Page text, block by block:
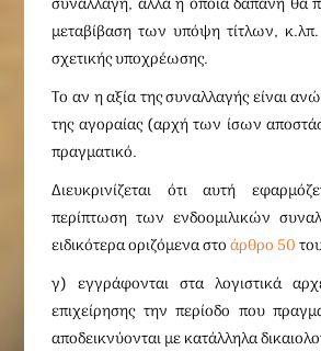
μεταβίβαση των υπόψη τίτλων,
σχετικής υποχρέωσης.
Το αν η αξία της συναλλαγής είναι
της αγοραίας (αρχή των ίσων
πραγματικό.
Διευκρινίζεται ότι αυτή
περίπτωση των ενδοομιλικών
ειδικότερα οριζόμενα στοάρθρο 50
γ) εγγράφονται στα λογιστικά
επιχείρησης την περίοδο που
αποδεικνύονται με κατάλληλα